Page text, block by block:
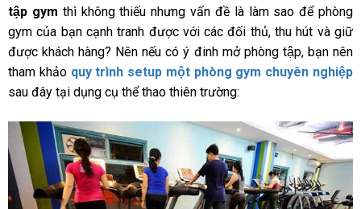
tập gym thì không thiếu nhưng vấn đề là làm sao để phòng
gym của bạn cạnh tranh được với các đối thủ, thu hút và giữ
được khách hàng? Nên nếu có ý đinh mở phòng tập, bạn nên
tham khảo quy trình setup một phòng gym chuyên nghiệp
sau đây tại dụng cụ thể thao thiên trường: